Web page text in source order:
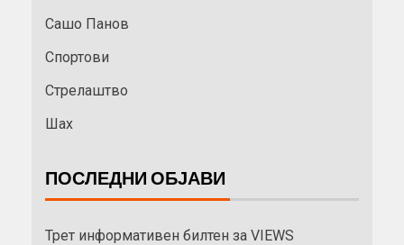
Сашо Панов
Спортови
Стрелаштво
Шах
ПОСЛЕДНИ ОБЈАВИ
Трет информативен билтен за VIEWS